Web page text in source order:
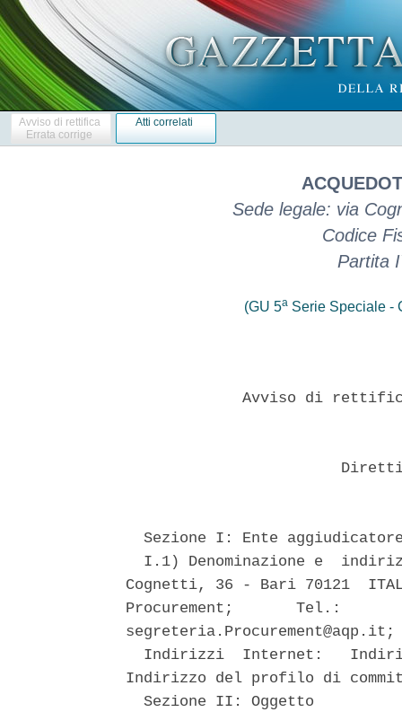
Avviso di rettifica
Errata corrige
Atti correlati
Sede legale: via
Codice
Partita
(GU 5a Serie Speciale -
Avviso di
Sezione I: Ente
I.1) Denominazione e
Cognetti, 36 - Bari 70121
Procurement;       Tel.:
segreteria.Procurement@aqp.it;
Indirizzi  Internet:
Indirizzo del profilo di
  Sezione II: Oggetto